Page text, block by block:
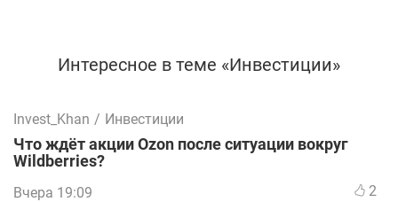
Интересное в теме «Инвестиции»
Invest_Khan / Инвестиции
Что ждёт акции Ozon после ситуации вокруг
Wildberries?
Вчера 19:09 2